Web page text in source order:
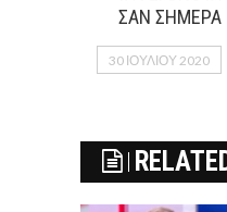
ΣΑΝ ΣΗΜΕΡΑ
30 ΙΟΥΛΊΟΥ 2020